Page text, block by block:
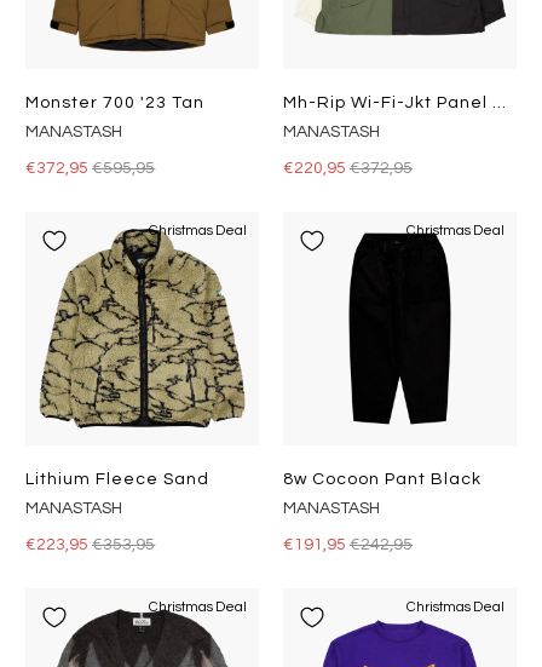
Monster 700 '23 Tan
MANASTASH
€372,95€595,95
MANASTASH
€220,95 €372,95
Christmas Deal
Lithium Fleece Sand
MANASTASH
€223,95€353,95
Christmas Deal
8w Cocoon Pant Black
MANASTASH
€191,95 €242,95
Christmas Deal Christmas Deal